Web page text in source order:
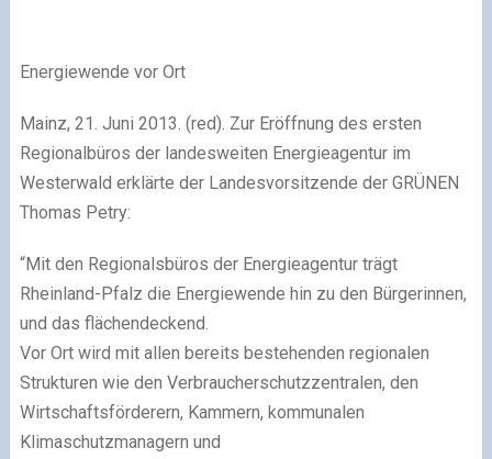
Energiewende vor Ort
Mainz, 21. Juni 2013. (red). Zur Eröffnung des ersten
Regionalbüros der landesweiten Energieagentur im
Westerwald erklärte der Landesvorsitzende der GRÜNEN
Thomas Petry:
“Mit den Regionalsbüros der Energieagentur trägt
Rheinland-Pfalz die Energiewende hin zu den Bürgerinnen,
und das flächendeckend.
Vor Ort wird mit allen bereits bestehenden regionalen
Strukturen wie den Verbraucherschutzzentralen, den
Wirtschaftsförderern, Kammern, kommunalen
Klimaschutzmanagern und